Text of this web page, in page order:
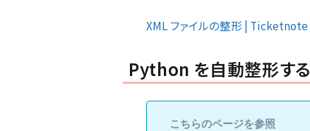
XML ファイルの整形 | Ticketnote
Python を自動整形する
こちらのページを参照